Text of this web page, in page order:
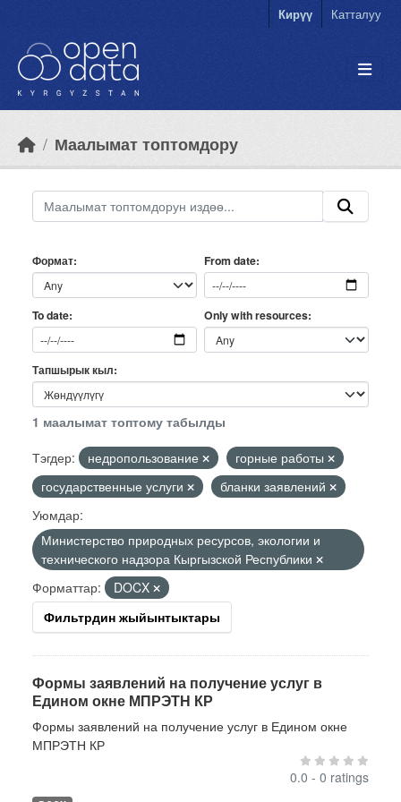
Кирүү Катталуу
Маалымат топтомдору
Формат From date
To date Only with resources
Тапшырык кыл
1 маалымат топтому табылды
Тэгдер:
недропользование
горные работы
государственные услуги
бланки заявлений
Уюмдар:
Министерство природных ресурсов, экологии и
технического надзора Кыргызской Республики
Форматтар:
DOCX
Фильтрдин жыйынтыктары
Формы заявлений на получение услуг в
Едином окне МПРЭТН КР
Формы заявлений на получение услуг в Едином окне
МПРЭТН КР
0.0 - 0 ratings